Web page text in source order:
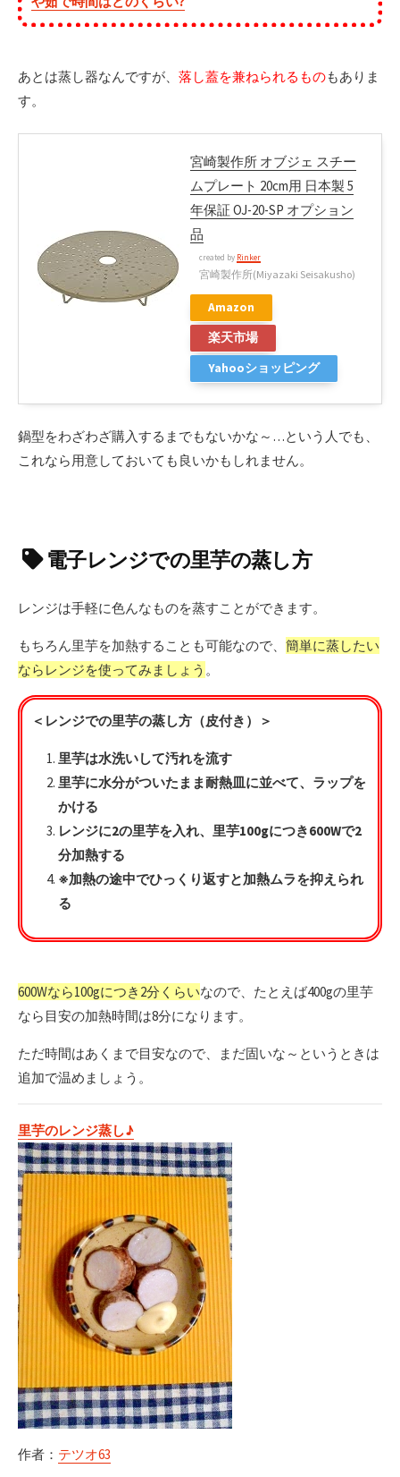
あとは蒸し器なんですが、 落し蓋を兼ねられるものもありま
す。
宮崎製作所 オブジェ スチー
ムプレート 20cm用 日本製 5
年保証 OJ-20-SP オプション
品
created by Rinker
宮崎製作所(Miyazaki Seisakusho)
Amazon
楽天市場
Yahooショッピング
鍋型をわざわざ購入するまでもないかな～…という人でも、
これなら用意しておいても良いかもしれません。
電子レンジでの里芋の蒸し方
レンジは手軽に色んなものを蒸すことができます。
もちろん里芋を加熱することも可能なので、 簡単に蒸したい
ならレンジを使ってみましょう 。
＜レンジでの里芋の蒸し方（皮付き）＞
里芋は水洗いして汚れを流す
里芋に水分がついたまま耐熱皿に並べて、ラップを
かける
レンジに2の里芋を入れ、里芋100gにつき600Wで2
分加熱する
※加熱の途中でひっくり返すと加熱ムラを抑えられ
る
600Wなら100gにつき2分くらいなので、たとえば400gの里芋
なら目安の加熱時間は8分になります。
ただ時間はあくまで目安なので、まだ固いな～というときは
追加で温めましょう。
里芋のレンジ蒸し♪
作者： テツオ63